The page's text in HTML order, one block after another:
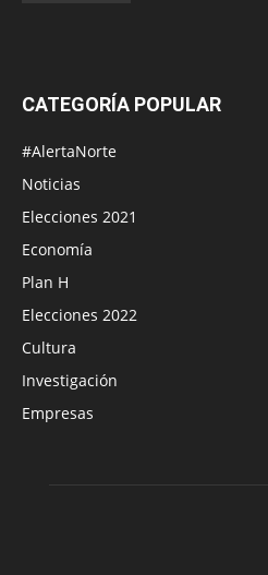
CATEGORÍA POPULAR
#AlertaNorte
Noticias
Elecciones 2021
Economía
Plan H
Elecciones 2022
Cultura
Investigación
Empresas